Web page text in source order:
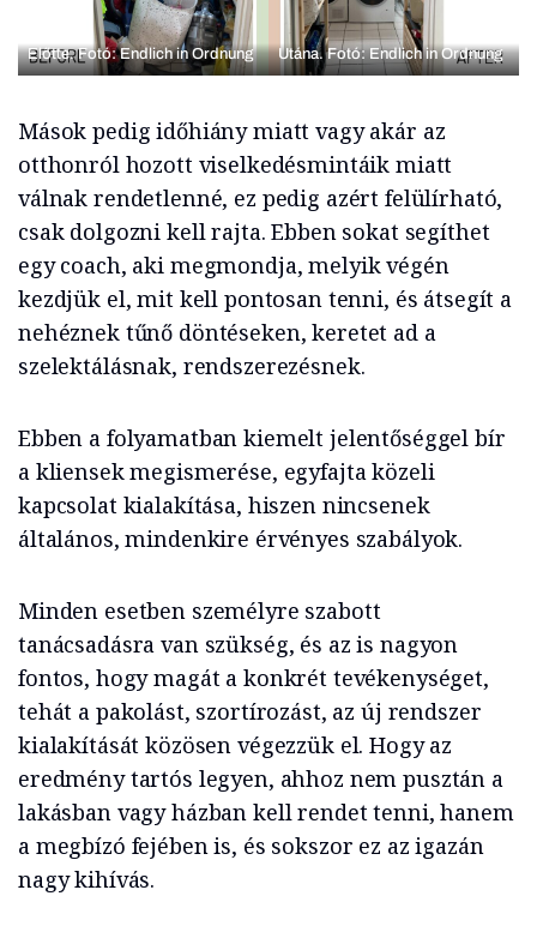
Előtte. Fotó: Endlich in Ordnung Utána. Fotó: Endlich in Ordnung
Mások pedig időhiány miatt vagy akár az
otthonról hozott viselkedésmintáik miatt
válnak rendetlenné, ez pedig azért felülírható,
csak dolgozni kell rajta. Ebben sokat segíthet
egy coach, aki megmondja, melyik végén
kezdjük el, mit kell pontosan tenni, és átsegít a
nehéznek tűnő döntéseken, keretet ad a
szelektálásnak, rendszerezésnek.
Ebben a folyamatban kiemelt jelentőséggel bír
a kliensek megismerése, egyfajta közeli
kapcsolat kialakítása, hiszen nincsenek
általános, mindenkire érvényes szabályok.
Minden esetben személyre szabott
tanácsadásra van szükség, és az is nagyon
fontos, hogy magát a konkrét tevékenységet,
tehát a pakolást, szortírozást, az új rendszer
kialakítását közösen végezzük el. Hogy az
eredmény tartós legyen, ahhoz nem pusztán a
lakásban vagy házban kell rendet tenni, hanem
a megbízó fejében is, és sokszor ez az igazán
nagy kihívás.